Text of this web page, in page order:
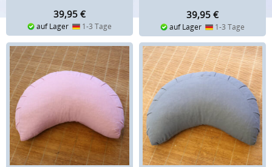
39,95 €
auf Lager 1-3 Tage
39,95 €
auf Lager 1-3 Tage